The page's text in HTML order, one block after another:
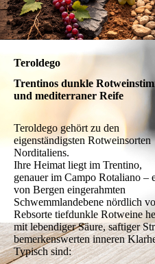
Teroldego
Trentinos dunkle
und mediterraner Reife
Teroldego gehört zu den
eigenständigsten Rotweinsorten
Norditaliens.
Ihre Heimat liegt im Trentino,
genauer im Campo Rotaliano –
von Bergen eingerahmten
Schwemmlandebene nördlich
Rebsorte tiefdunkle Rotweine
mit lebendiger Säure, saftiger
bemerkenswerten inneren
Typisch sind: